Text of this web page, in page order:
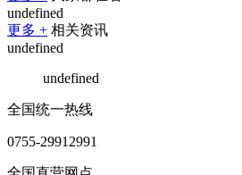
undefined
更多 + 相关资讯
undefined
undefined
全国统一热线
0755-29912991